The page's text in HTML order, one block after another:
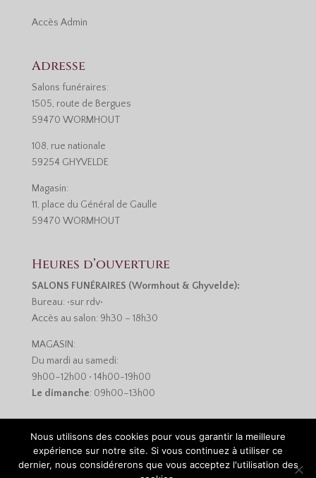
Accès Admin
Adresse
Salons funéraires:
1505, route de Bergues
59470 WORMHOUT
108, rue nationale
59254 GHYVELDE
Magasin:
11, place du Général de Gaulle
59470 WORMHOUT
Heures d’ouverture
SALONS FUNÉRAIRES (Wormhout & Ghyvelde):
Bureau: •sur rdv•
Accès au salon: 9h30 – 18h30
MAGASIN:
Du mardi au samedi:
9h00–12h00 • 14h00-19h00
Le dimanche: 09h00–13h00
Nous utilisons des cookies pour vous garantir la meilleure
expérience sur notre site. Si vous continuez à utiliser ce
dernier, nous considérerons que vous acceptez l'utilisation des